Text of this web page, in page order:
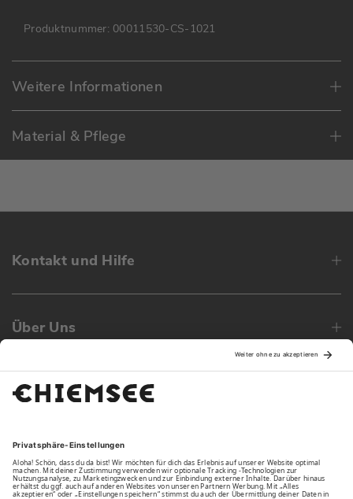
Produktnummer: 00011530-CS-1021
Weitere Informationen
Material & Pflege
Kontakt und Hilfe
Über Uns
Family
Unsere Vorteile